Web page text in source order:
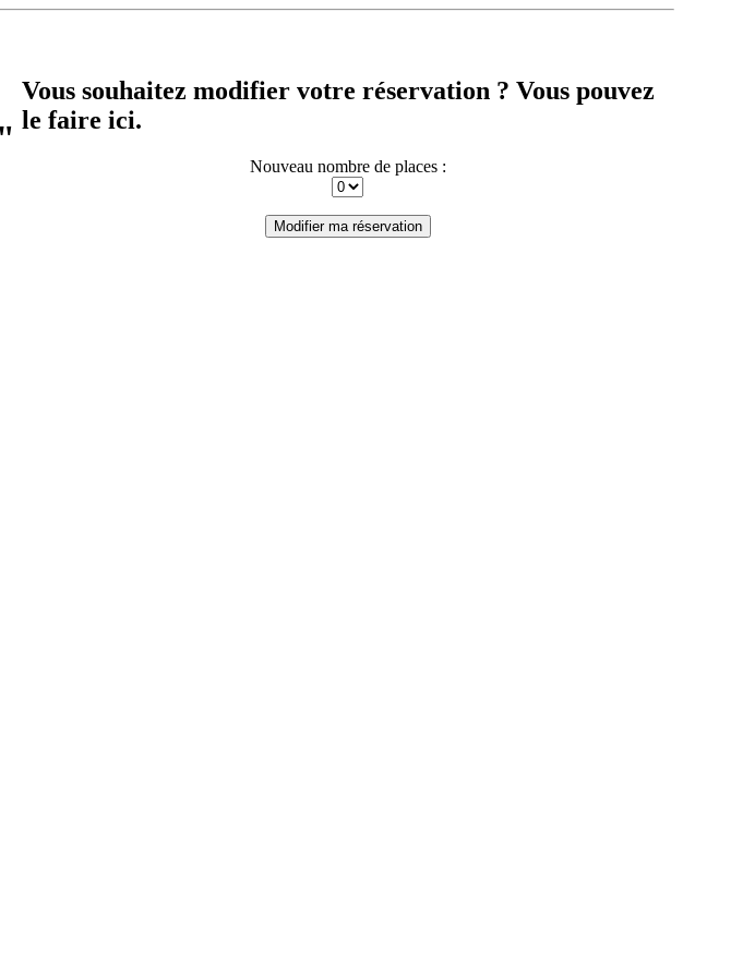
Vous souhaitez modifier votre réservation ? Vous pouvez
le faire ici.
Nouveau nombre de places :